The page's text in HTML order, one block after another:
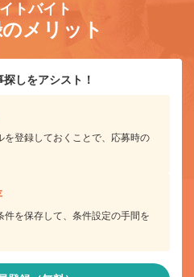
トバイト
メリット
しをアシスト！
を登録しておくことで、応募時の
件を保存して、条件設定の手間を